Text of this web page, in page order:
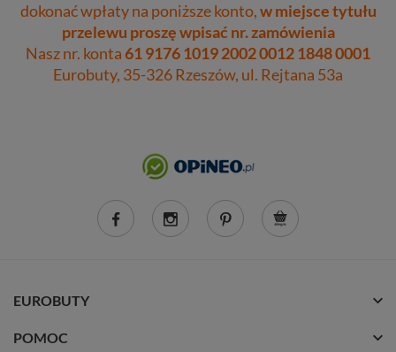
dokonać wpłaty na poniższe konto,w miejsce tytułu
przelewu proszę wpisać nr. zamówienia
Nasz nr. konta61 9176 1019 2002 0012 1848 0001
Eurobuty, 35-326 Rzeszów, ul. Rejtana 53a
EUROBUTY
POMOC